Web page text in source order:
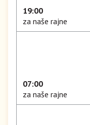
19:00
za naše rajne
07:00
za naše rajne